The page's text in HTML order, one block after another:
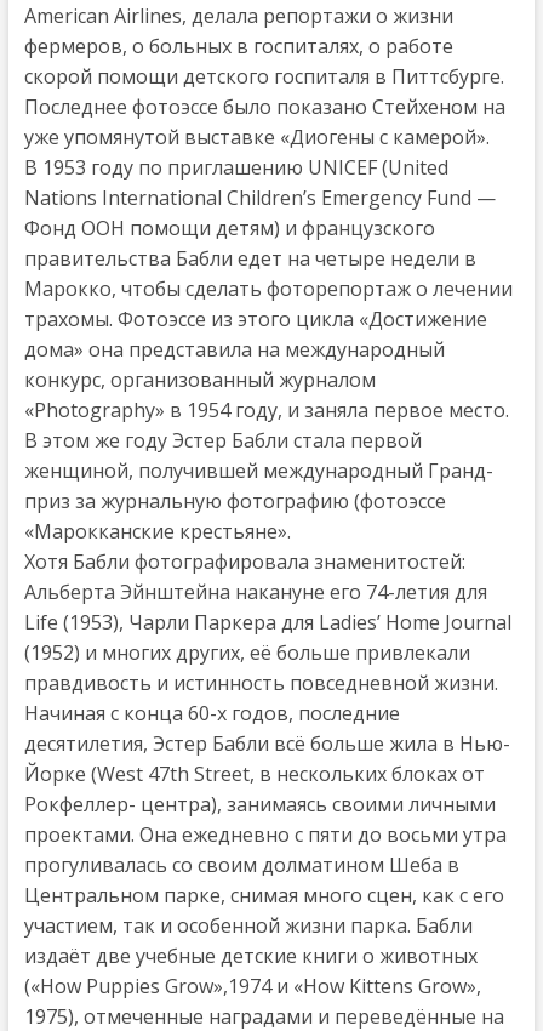
American Airlines, делала репортажи о жизни
фермеров, о больных в госпиталях, о работе
скорой помощи детского госпиталя в Питтсбурге.
Последнее фотоэссе было показано Стейхеном на
уже упомянутой выставке «Диогены с камерой».
В 1953 году по приглашению UNICEF (United
Nations International Children’s Emergency Fund —
Фонд ООН помощи детям) и французского
правительства Бабли едет на четыре недели в
Марокко, чтобы сделать фоторепортаж о лечении
трахомы. Фотоэссе из этого цикла «Достижение
дома» она представила на международный
конкурс, организованный журналом
«Photography» в 1954 году, и заняла первое место.
В этом же году Эстер Бабли стала первой
женщиной, получившей международный Гранд-
приз за журнальную фотографию (фотоэссе
«Марокканские крестьяне».
Хотя Бабли фотографировала знаменитостей:
Альберта Эйнштейна накануне его 74-летия для
Life (1953), Чарли Паркера для Ladies’ Home Journal
(1952) и многих других, её больше привлекали
правдивость и истинность повседневной жизни.
Начиная с конца 60-х годов, последние
десятилетия, Эстер Бабли всё больше жила в Нью-
Йорке (West 47th Street, в нескольких блоках от
Рокфеллер- центра), занимаясь своими личными
проектами. Она ежедневно с пяти до восьми утра
прогуливалась со своим долматином Шеба в
Центральном парке, снимая много сцен, как с его
участием, так и особенной жизни парка. Бабли
издаёт две учебные детские книги о животных
(«How Puppies Grow»,1974 и «How Kittens Grow»,
1975), отмеченные наградами и переведённые на